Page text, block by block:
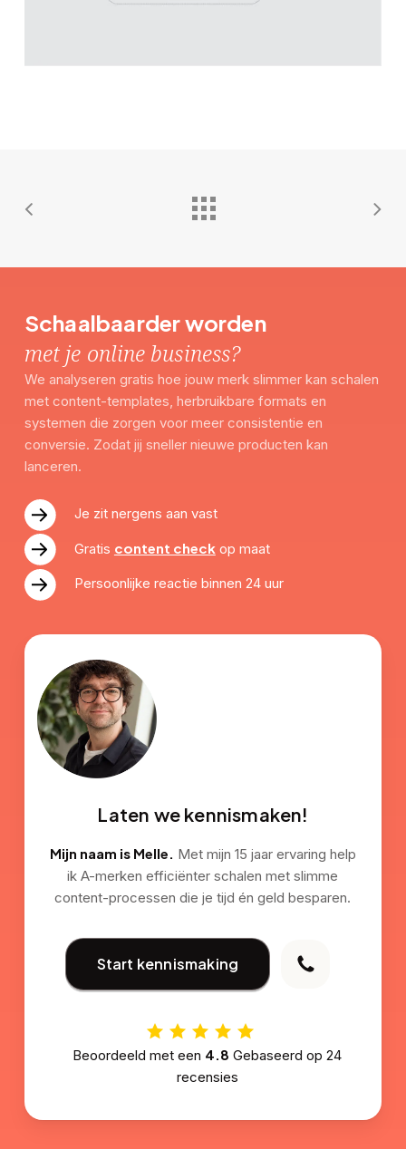
Schaalbaarder worden
met je online business?
We analyseren gratis hoe jouw merk slimmer kan schalen
met content-templates, herbruikbare formats en
systemen die zorgen voor meer consistentie en
conversie. Zodat jij sneller nieuwe producten kan
lanceren.
Je zit nergens aan vast
Gratis content checkop maat
Persoonlijke reactie binnen 24 uur
Laten we kennismaken!
Mijn naam is Melle. Met mijn 15 jaar ervaring help
ik A-merken efficiënter schalen met slimme
content-processen die je tijd én geld besparen.
Start kennismaking
Beoordeeld met een 4.8 Gebaseerd op24
recensies